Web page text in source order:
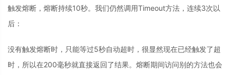
触发熔断，熔断持续10秒。我们仍然调用Timeout方法，连续3次以
后：
没有触发熔断时，只能等过5秒自动超时，很显然现在已经触发了超
时，所以在200毫秒就直接返回了结果。熔断期间访问别的方法也会